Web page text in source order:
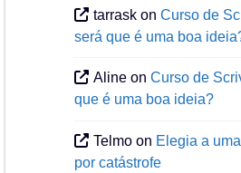
tarrask onCurso de
será que é uma boa
Aline onCurso de
que é uma boa ideia?
Telmo on Elegia a
por catástrofe